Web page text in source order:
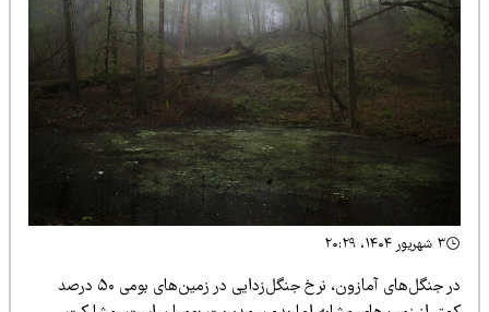
در جنگل‌های آمازون، نرخ جنگل‌زدایی در زمین‌های بومی ۵۰ درصد